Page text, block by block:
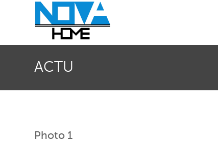
ACTU
Photo 1